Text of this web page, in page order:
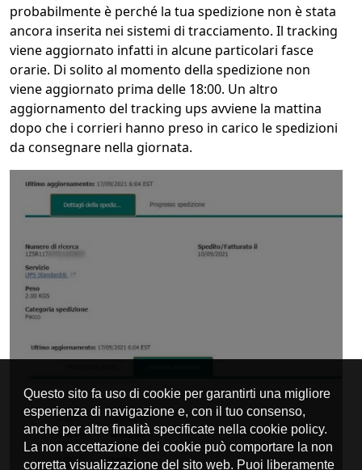
probabilmente è perché la tua spedizione non è stata
ancora inserita nei sistemi di tracciamento. Il tracking
viene aggiornato infatti in alcune particolari fasce
orarie. Di solito al momento della spedizione non
viene aggiornato prima delle 18:00. Un altro
aggiornamento del tracking ups avviene la mattina
dopo che i corrieri hanno preso in carico le spedizioni
da consegnare nella giornata.